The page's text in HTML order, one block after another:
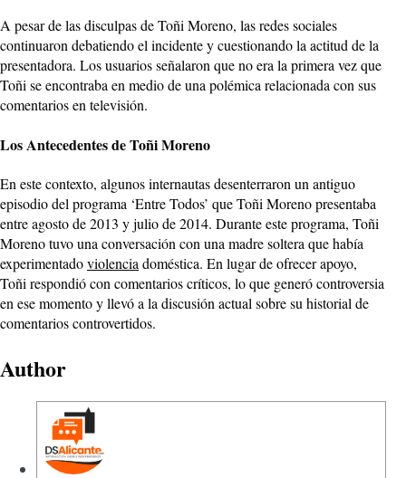
A pesar de las disculpas de Toñi Moreno, las redes sociales
continuaron debatiendo el incidente y cuestionando la actitud de la
presentadora. Los usuarios señalaron que no era la primera vez que
Toñi se encontraba en medio de una polémica relacionada con sus
comentarios en televisión.
Los Antecedentes de Toñi Moreno
En este contexto, algunos internautas desenterraron un antiguo
episodio del programa ‘Entre Todos’ que Toñi Moreno presentaba
entre agosto de 2013 y julio de 2014. Durante este programa, Toñi
Moreno tuvo una conversación con una madre soltera que había
experimentadoviolencia doméstica. En lugar de ofrecer apoyo,
Toñi respondió con comentarios críticos, lo que generó controversia
en ese momento y llevó a la discusión actual sobre su historial de
comentarios controvertidos.
Author